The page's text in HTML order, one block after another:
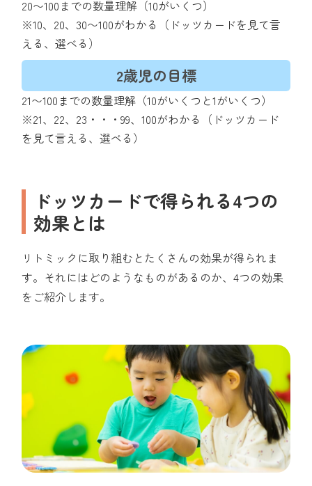
20〜100までの数量理解（10がいくつ）
※10、20、30〜100がわかる（ドッツカードを見て言
える、選べる）
2歳児の目標
21〜100までの数量理解（10がいくつと1がいくつ）
※21、22、23・・・99、100がわかる（ドッツカード
を見て言える、選べる）
ドッツカードで得られる4つの
効果とは
リトミックに取り組むとたくさんの効果が得られま
す。それにはどのようなものがあるのか、4つの効果
をご紹介します。